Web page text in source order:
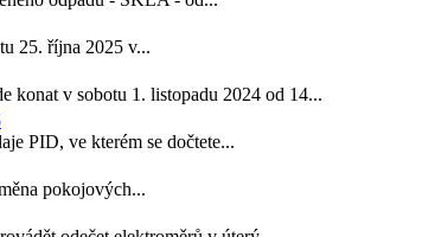
25. října 2025 v...
konat v sobotu 1. listopadu 2024 od 14...
PID, ve kterém se dočtete...
pokojových...